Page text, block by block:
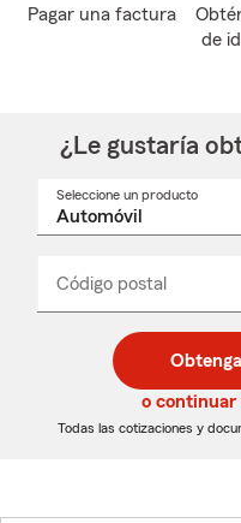
Pagar una factura
de
¿Le gustaría
Seleccione un producto
Código postal
de
5
dígitos
de
5
dígitos
_____
o continuar
Todas las cotizaciones y